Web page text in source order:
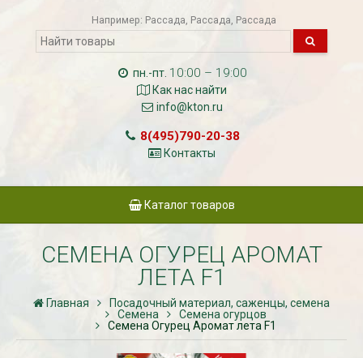
Например: Рассада Рассада Рассада
пн.-пт. 10:00 – 19:00
Как нас найти
info@kton.ru
8(495)790-20-38
Контакты
Каталог товаров
СЕМЕНА ОГУРЕЦ АРОМАТ
ЛЕТА F1
Главная
Посадочный материал, саженцы, семена
Семена
Семена огурцов
Семена Огурец Аромат лета F1